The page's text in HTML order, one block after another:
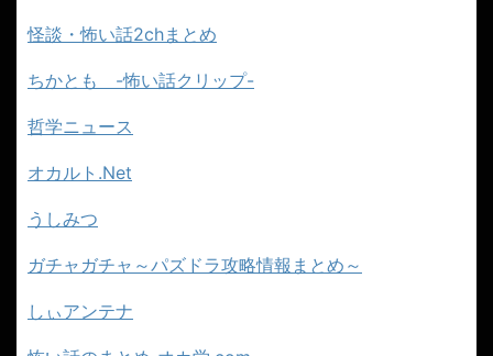
怪談・怖い話2chまとめ
ちかとも -怖い話クリップ-
哲学ニュース
オカルト.Net
うしみつ
ガチャガチャ～パズドラ攻略情報まとめ～
しぃアンテナ